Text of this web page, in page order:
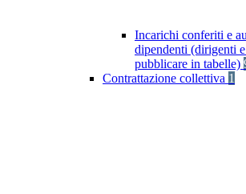
Incarichi conferiti e
dipendenti (dirigenti
pubblicare in tabelle)
Contrattazione collettiva 1